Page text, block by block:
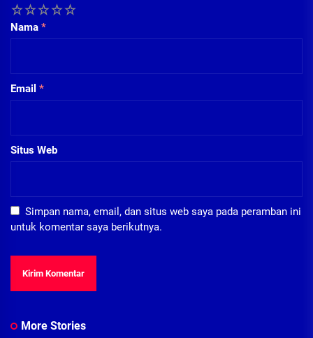
5
4
3
2
Nama *
Email *
Situs Web
Simpan nama, email, dan situs web saya pada peramban ini
untuk komentar saya berikutnya.
More Stories